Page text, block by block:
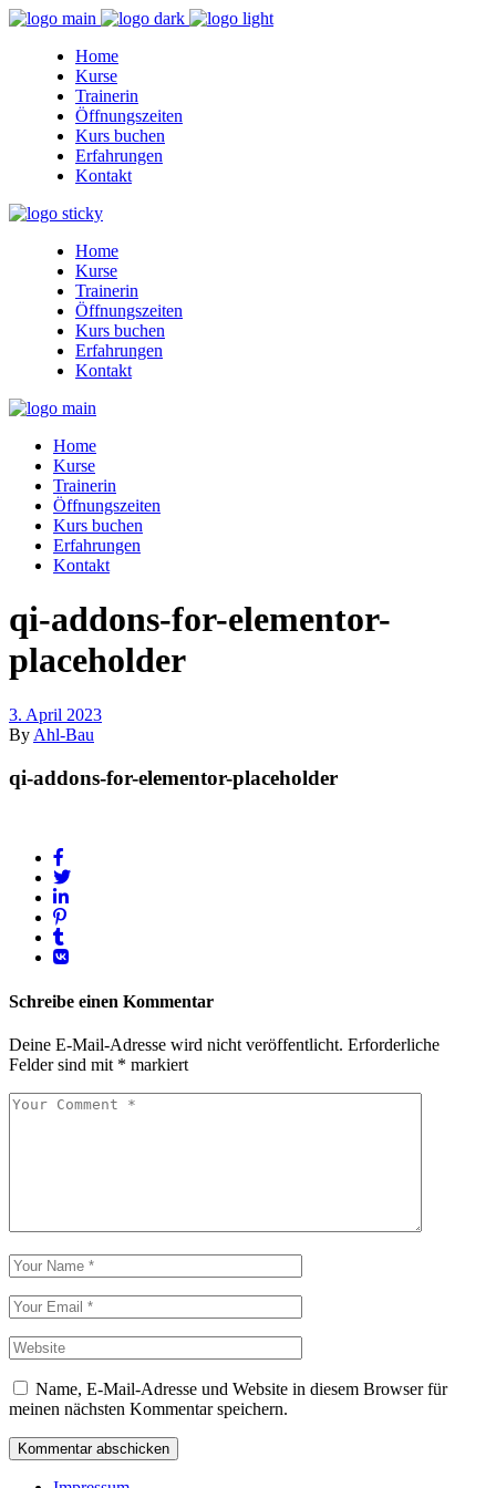
Home
Kurse
Trainerin
Öffnungszeiten
Kurs buchen
Erfahrungen
Kontakt
Home
Kurse
Trainerin
Öffnungszeiten
Kurs buchen
Erfahrungen
Kontakt
Home
Kurse
Trainerin
Öffnungszeiten
Kurs buchen
Erfahrungen
Kontakt
qi-addons-for-elementor-
placeholder
3. April 2023
By Ahl-Bau
qi-addons-for-elementor-placeholder
Schreibe einen Kommentar
Deine E-Mail-Adresse wird nicht veröffentlicht. Erforderliche
Felder sind mit * markiert
Name, E-Mail-Adresse und Website in diesem Browser für
meinen nächsten Kommentar speichern.
Kommentar abschicken